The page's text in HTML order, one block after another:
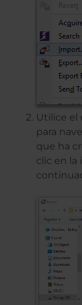
Utilice el
para
que ha
clic en la